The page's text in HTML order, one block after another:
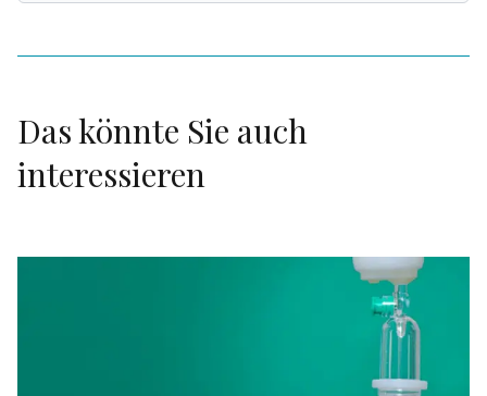
Das könnte Sie auch
interessieren